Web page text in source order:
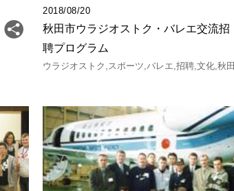
2018/08/20
秋田市ウラジオストク・バレエ交流招
聘プログラム
ウラジオストク スポーツ バレエ 招聘 文化 秋田